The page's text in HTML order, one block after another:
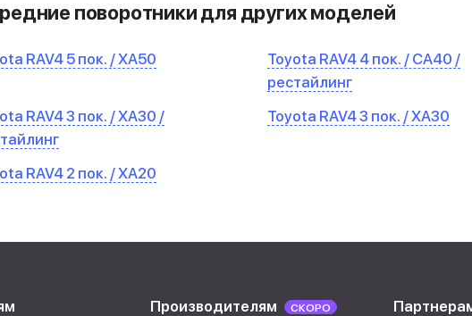
поворотники для других моделей
RAV4 5 пок. / XA50
Toyota RAV4 4 пок. / CA40 /
рестайлинг
RAV4 3 пок. / XA30 /
Toyota RAV4 3 пок. / XA30
RAV4 2 пок. / XA20
Производителям СКОРО